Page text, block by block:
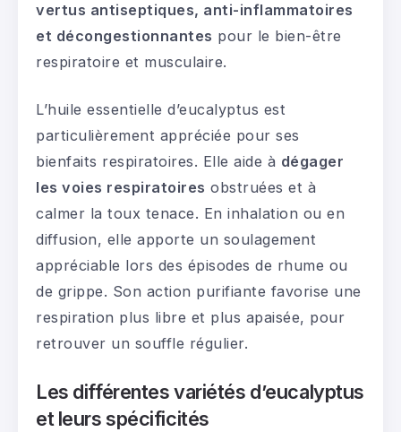
vertus antiseptiques, anti-inflammatoires
et décongestionnantes pour le bien-être
respiratoire et musculaire.
L’huile essentielle d’eucalyptus est
particulièrement appréciée pour ses
bienfaits respiratoires. Elle aide à dégager
les voies respiratoires obstruées et à
calmer la toux tenace. En inhalation ou en
diffusion, elle apporte un soulagement
appréciable lors des épisodes de rhume ou
de grippe. Son action purifiante favorise une
respiration plus libre et plus apaisée, pour
retrouver un souffle régulier.
Les différentes variétés d’eucalyptus
et leurs spécificités